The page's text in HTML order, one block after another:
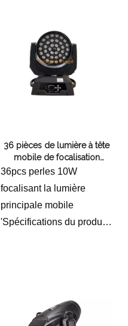
36 pièces de lumière à tête
mobile de focalisation
Bead10W
36pcs perles 10W
focalisant la lumière
principale mobile
'Spécifications du produit:
perles de lampe 10w 4 en